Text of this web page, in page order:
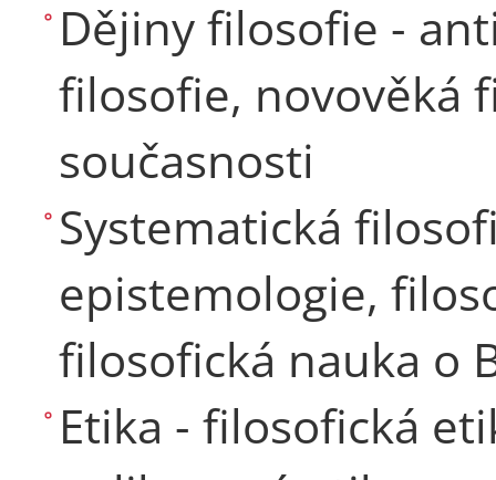
Dějiny filosofie -
filosofie, novověká
současnosti
Systematická
epistemologie,
filosofická nauka o
Etika - filosofická